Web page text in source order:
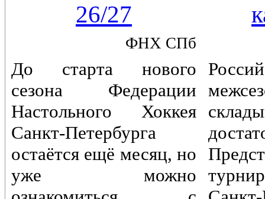
26/27
ФНХ СПб
До старта нового
сезона Федерации
Настольного Хоккея
Санкт-Петербурга
остаётся ещё месяц, но
уже можно